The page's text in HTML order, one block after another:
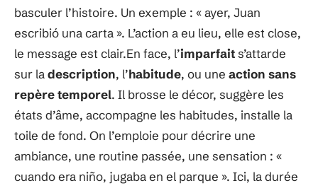
basculer l’histoire. Un exemple : « ayer, Juan
escribió una carta ». L’action a eu lieu, elle est close,
le message est clair.En face, l’imparfaits’attarde
sur ladescription, l’habitude, ou une action sans
repère temporel. Il brosse le décor, suggère les
états d’âme, accompagne les habitudes, installe la
toile de fond. On l’emploie pour décrire une
ambiance, une routine passée, une sensation : «
cuando era niño, jugaba en el parque ». Ici, la durée